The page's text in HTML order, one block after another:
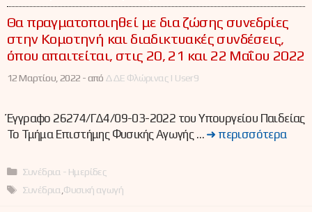
Θα πραγματοποιηθεί με δια ζώσης συνεδρίες
στην Κομοτηνή και διαδικτυακές συνδέσεις,
όπου απαιτείται, στις 20, 21 και 22 Μαΐου 2022
12 Μαρτίου, 2022 -από ΔΔΕ Φλώρινας | User9
Έγγραφο 26274/ΓΔ4/09-03-2022 του Υπουργείου Παιδείας
Το Τμήμα Επιστήμης Φυσικής Αγωγής … ➜ περισσότερα
Κατηγορίες
Συνέδρια - Ημερίδες
Ετικέτες
Συνέδρια Φυσική αγωγή